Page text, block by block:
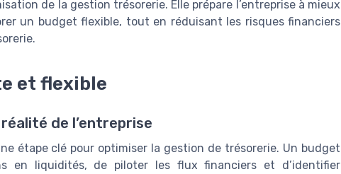
de la gestion trésorerie. Elle prépare l’entreprise à mieux
un budget flexible, tout en réduisant les risques financiers
et flexible
de l’entreprise
étape clé pour optimiser la gestion de trésorerie. Un budget
en liquidités, de piloter les flux financiers et d’identifier